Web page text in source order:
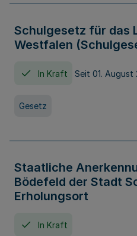
Schulgesetz für das
Westfalen
In Kraft Seit 01. August
Gesetz
Staatliche
Bödefeld der Stadt
Erholungsort
In Kraft